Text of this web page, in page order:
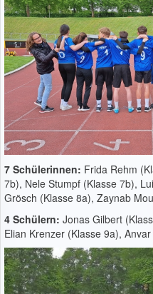
7 Schülerinnen: Frida Rehm
7b), Nele Stumpf (Klasse 7b),
Grösch (Klasse 8a), Zaynab
4 Schülern: Jonas Gilbert
Elian Krenzer (Klasse 9a),